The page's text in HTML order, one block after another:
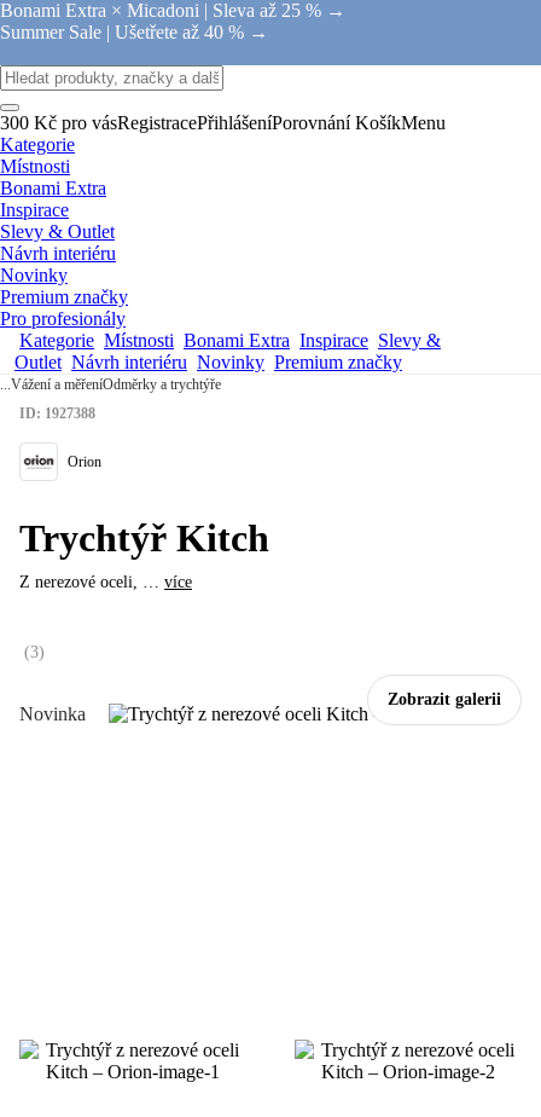
Bonami Extra × Micadoni | Sleva až 25 % →
Summer Sale | Ušetřete až 40 % →
300 Kč pro vásRegistracePřihlášeníPorovnání KošíkMenu
Kategorie
Místnosti
Bonami Extra
Inspirace
Slevy & Outlet
Návrh interiéru
Novinky
Premium značky
Pro profesionály
Kategorie Místnosti Bonami Extra Inspirace Slevy &
Outlet Návrh interiéru Novinky Premium značky
...Vážení a měřeníOdměrky a trychtýře
Zobrazit galerii
Novinka
ID: 1927388
Orion
Trychtýř Kitch
Z nerezové oceli, … více
(3)